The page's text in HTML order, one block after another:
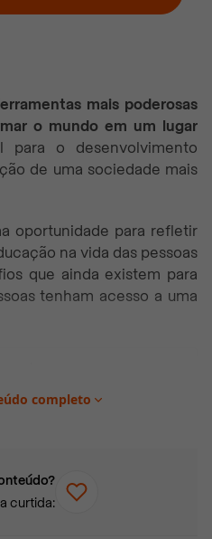
mais poderosas
o mundo em um lugar
para o desenvolvimento
de uma sociedade mais
oportunidade para refletir
na vida das pessoas
que ainda existem para
tenham acesso a uma
no Brasil é
completo
curtida: